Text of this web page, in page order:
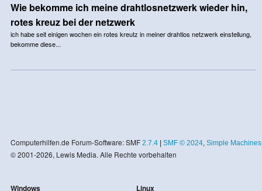
Wie bekomme ich meine drahtlosnetzwerk wieder hin,
rotes kreuz bei der netzwerk
ich habe seit einigen wochen ein rotes kreutz in meiner drahtlos netzwerk einstellung,
bekomme diese...
Computerhilfen.de Forum-Software: SMF 2.7.4| SMF © 2024, Simple Machines
© 2001-2026, Lewis Media. Alle Rechte vorbehalten
Windows Linux